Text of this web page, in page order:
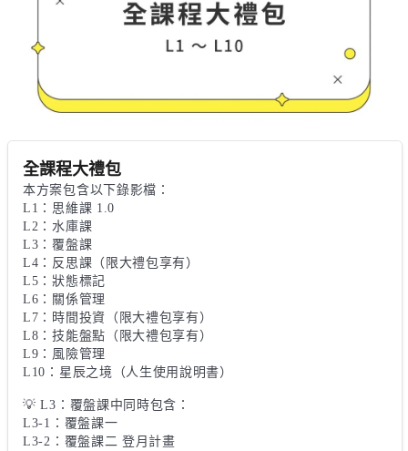
全課程大禮包
本方案包含以下錄影檔：
L1：思維課 1.0
L2：水庫課
L3：覆盤課
L4：反思課（限大禮包享有）
L5：狀態標記
L6：關係管理
L7：時間投資（限大禮包享有）
L8：技能盤點（限大禮包享有）
L9：風險管理
L10：星辰之境（人生使用說明書）
💡 L3：覆盤課中同時包含：
L3-1：覆盤課一
L3-2：覆盤課二 登月計畫